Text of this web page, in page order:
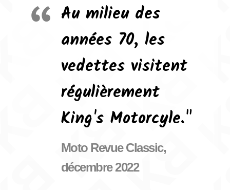
Au milieu des
années 70, les
vedettes visitent
régulièrement
King's Motorcyle."
Moto Revue Classic,
décembre 2022